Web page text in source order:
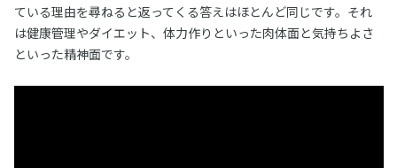
ている理由を尋ねると返ってくる答えはほとんど同じです。それ
は健康管理やダイエット、体力作りといった肉体面と気持ちよさ
といった精神面です。